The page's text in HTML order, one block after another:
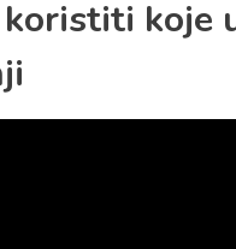
koristiti koje